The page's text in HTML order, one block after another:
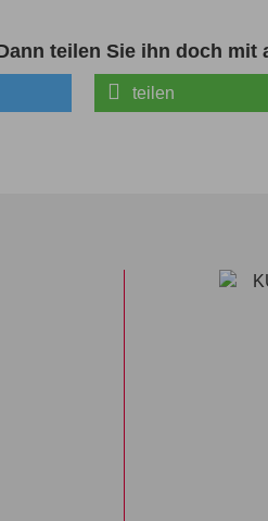
teilen Sie ihn doch mit
teilen